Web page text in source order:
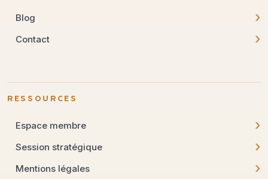
Blog ›
Contact ›
RESSOURCES
Espace membre ›
Session stratégique ›
Mentions légales ›